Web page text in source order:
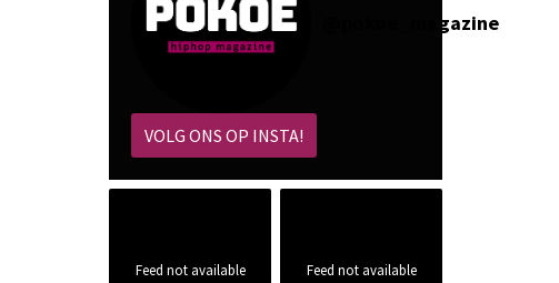
pokoe_magazine
VOLG ONS OP INSTA!
Feed not available Feed not available